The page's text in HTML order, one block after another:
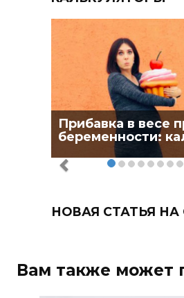
Прибавка в весе
беременности:
НОВАЯ СТАТЬЯ НА
Вам также может